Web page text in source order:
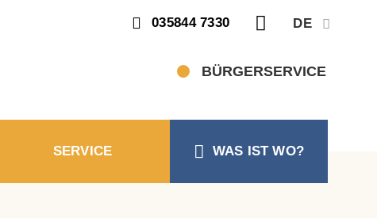
035844 7330 DE
BÜRGERSERVICE
SERVICE WAS IST WO?